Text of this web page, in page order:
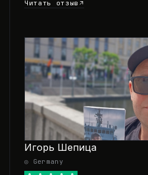
Читать отзыв
Игорь Шепица
◎ Germany